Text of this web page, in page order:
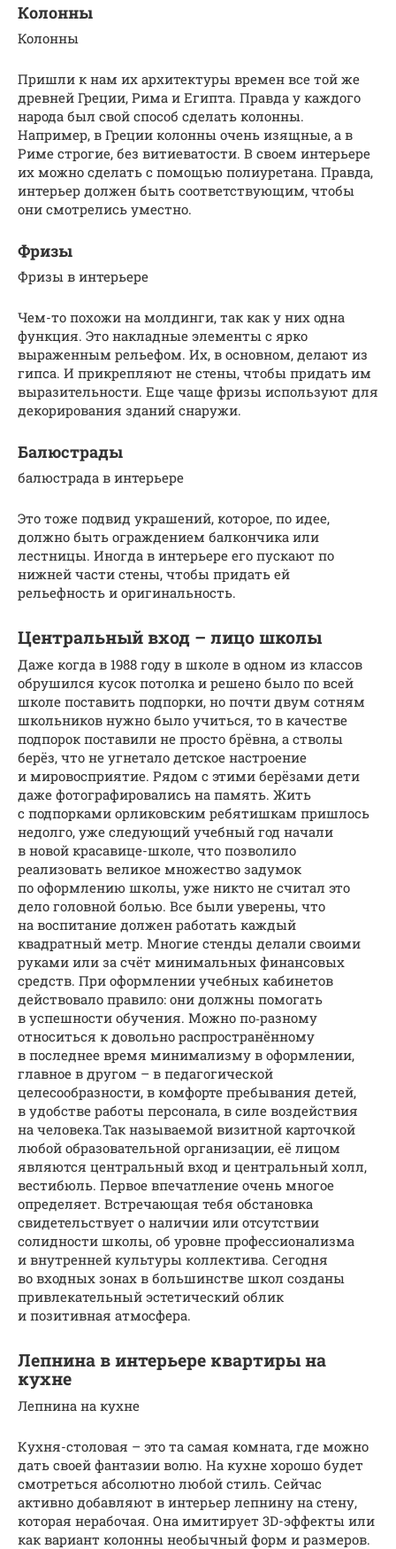
Колонны
Колонны
Пришли к нам их архитектуры времен все той же
древней Греции, Рима и Египта. Правда у каждого
народа был свой способ сделать колонны.
Например, в Греции колонны очень изящные, а в
Риме строгие, без витиеватости. В своем интерьере
их можно сделать с помощью полиуретана. Правда,
интерьер должен быть соответствующим, чтобы
они смотрелись уместно.
Фризы
Фризы в интерьере
Чем-то похожи на молдинги, так как у них одна
функция. Это накладные элементы с ярко
выраженным рельефом. Их, в основном, делают из
гипса. И прикрепляют не стены, чтобы придать им
выразительности. Еще чаще фризы используют для
декорирования зданий снаружи.
Балюстрады
балюстрада в интерьере
Это тоже подвид украшений, которое, по идее,
должно быть ограждением балкончика или
лестницы. Иногда в интерьере его пускают по
нижней части стены, чтобы придать ей
рельефность и оригинальность.
Центральный вход – лицо школы
Даже когда в 1988 году в школе в одном из классов
обрушился кусок потолка и решено было по всей
школе поставить подпорки, но почти двум сотням
школьников нужно было учиться, то в качестве
подпорок поставили не просто брёвна, а стволы
берёз, что не угнетало детское настроение
и мировосприятие. Рядом с этими берёзами дети
даже фотографировались на память. Жить
с подпорками орликовским ребятишкам пришлось
недолго, уже следующий учебный год начали
в новой красавице-школе, что позволило
реализовать великое множество задумок
по оформлению школы, уже никто не считал это
дело головной болью. Все были уверены, что
на воспитание должен работать каждый
квадратный метр. Многие стенды делали своими
руками или за счёт минимальных финансовых
средств. При оформлении учебных кабинетов
действовало правило: они должны помогать
в успешности обучения. Можно по‑разному
относиться к довольно распространённому
в последнее время минимализму в оформлении,
главное в другом – в педагогической
целесообразности, в комфорте пребывания детей,
в удобстве работы персонала, в силе воздействия
на человека.Так называемой визитной карточкой
любой образовательной организации, её лицом
являются центральный вход и центральный холл,
вестибюль. Первое впечатление очень многое
определяет. Встречающая тебя обстановка
свидетельствует о наличии или отсутствии
солидности школы, об уровне профессионализма
и внутренней культуры коллектива. Сегодня
во входных зонах в большинстве школ созданы
привлекательный эстетический облик
и позитивная атмосфера.
Лепнина в интерьере квартиры на
кухне
Лепнина на кухне
Кухня-столовая – это та самая комната, где можно
дать своей фантазии волю. На кухне хорошо будет
смотреться абсолютно любой стиль. Сейчас
активно добавляют в интерьер лепнину на стену,
которая нерабочая. Она имитирует 3D-эффекты или
как вариант колонны необычный форм и размеров.